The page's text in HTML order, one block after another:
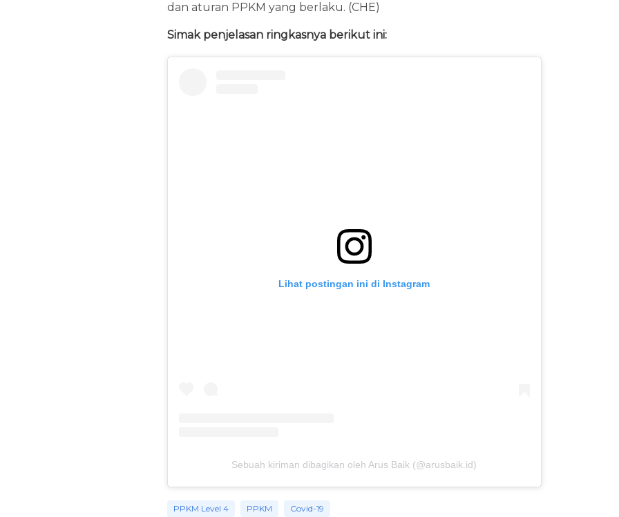
dan aturan PPKM yang berlaku. (CHE)
Simak penjelasan ringkasnya berikut ini:
Lihat postingan ini di Instagram
Sebuah kiriman dibagikan oleh Arus Baik (@arusbaik.id)
PPKM Level 4 PPKM Covid-19